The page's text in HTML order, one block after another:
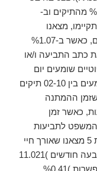
הדיוני, מצאנו שלא התקיימו דיונים ב-%4.32 מהתיקים וב-
מצאנו
שהנתבעים לא התייצבו ב-%1.05 מהדיונים, כאשר ב-%1.07
כתב התביעה ו/או
שומעים יום
מרוכז של תביעות קטנות, הם דיווחו שנשמעים בין 02-10 תיקים
שזמן ההמתנה
עצמו נע בין 2 דקות ל-3 שעות, כאשר זמן
43 דקות. בית המשפט לתביעות
קטנות מחלקת מחקר של הרשות השופטת 5 מצאנו שאורך חיי
תיק תביעות קטנות הינו בממוצע כמעט שבעה חודשים )11.021